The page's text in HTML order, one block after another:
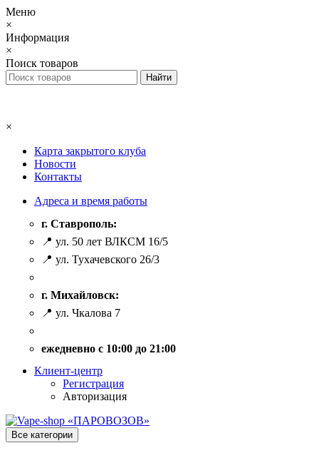
Меню
×
Информация
×
Поиск товаров
×
Карта закрытого клуба
Новости
Контакты
Адреса и время работы
г. Ставрополь:
📍 ул. 50 лет ВЛКСМ 16/5
📍 ул. Тухачевского 26/3
г. Михайловск:
📍 ул. Чкалова 7
ежедневно с 10:00 до 21:00
Клиент-центр
Регистрация
Авторизация
Все категории